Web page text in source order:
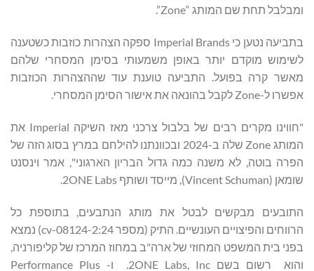
ומבלבל תחת שם המותג “Zone”.
בתביעה נטען כי Imperial Brands ספקה הצהרות כוזבות כשטענה
לשימוש מוקדם יותר באופן משמעותי בסימן המסחרי שלהם
מאשר קרה בפועל. התביעה טוענת עוד שההצהרות הכוזבות
אפשרו ל-Zone לקבל בהונאה את אישור הסימן המסחרי.
"חווינו מקרים רבים של בלבול צרכני מאז השיקה Imperial את
המותג Zone שלה ב-2024 ובכוונתנו להילחם במרץ בסוג הזה של
הפרה בוטה, לא משנה כמה גדול הבריון הארגוני", אמר וינסנט
שומאן (Vincent Schuman), מייסד ושותף 2ONE Labs.
התובעים מבקשים לבטל את מותג הנתבעים, בתוספת כל
הרווחים והפיצויים העונשיים. התיק (מספר 2:24-cv-08124) נמצא
בפני בית המשפט המחוזי של ארה"ב במחוז המרכז של קליפורניה,
והוא רשום בשם 2ONE Labs, Inc. ו- Performance Plus